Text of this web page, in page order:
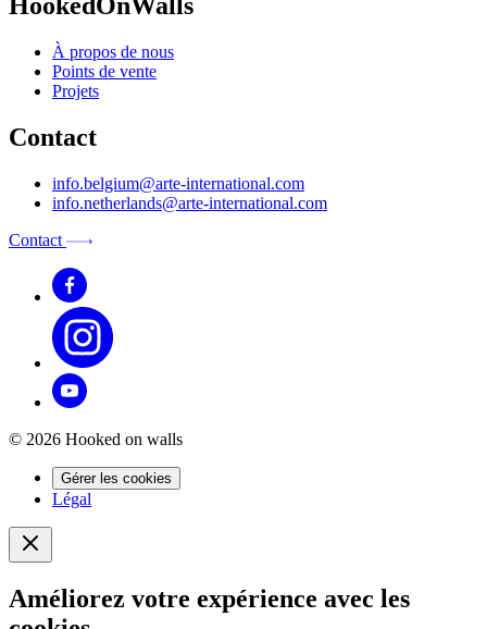
À propos de nous
Points de vente
Projets
Contact
info.belgium@arte-international.com
info.netherlands@arte-international.com
Contact
© 2026 Hooked on walls
Gérer les cookies
Légal
Améliorez votre expérience avec les